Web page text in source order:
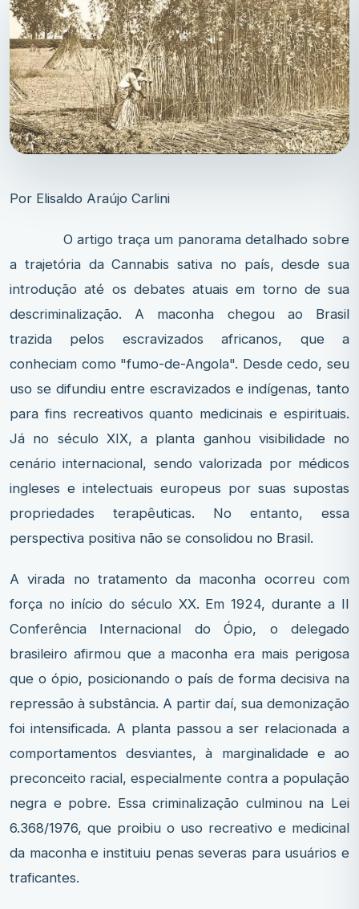
Por Elisaldo Araújo Carlini
O artigo traça um panorama detalhado sobre
a trajetória da Cannabis sativa no país, desde sua
introdução até os debates atuais em torno de sua
descriminalização. A maconha chegou ao Brasil
trazida pelos escravizados africanos, que a
conheciam como "fumo-de-Angola". Desde cedo, seu
uso se difundiu entre escravizados e indígenas, tanto
para fins recreativos quanto medicinais e espirituais.
Já no século XIX, a planta ganhou visibilidade no
cenário internacional, sendo valorizada por médicos
ingleses e intelectuais europeus por suas supostas
propriedades terapêuticas. No entanto, essa
perspectiva positiva não se consolidou no Brasil.
A virada no tratamento da maconha ocorreu com
força no início do século XX. Em 1924, durante a II
Conferência Internacional do Ópio, o delegado
brasileiro afirmou que a maconha era mais perigosa
que o ópio, posicionando o país de forma decisiva na
repressão à substância. A partir daí, sua demonização
foi intensificada. A planta passou a ser relacionada a
comportamentos desviantes, à marginalidade e ao
preconceito racial, especialmente contra a população
negra e pobre. Essa criminalização culminou na Lei
6.368/1976, que proibiu o uso recreativo e medicinal
da maconha e instituiu penas severas para usuários e
traficantes.